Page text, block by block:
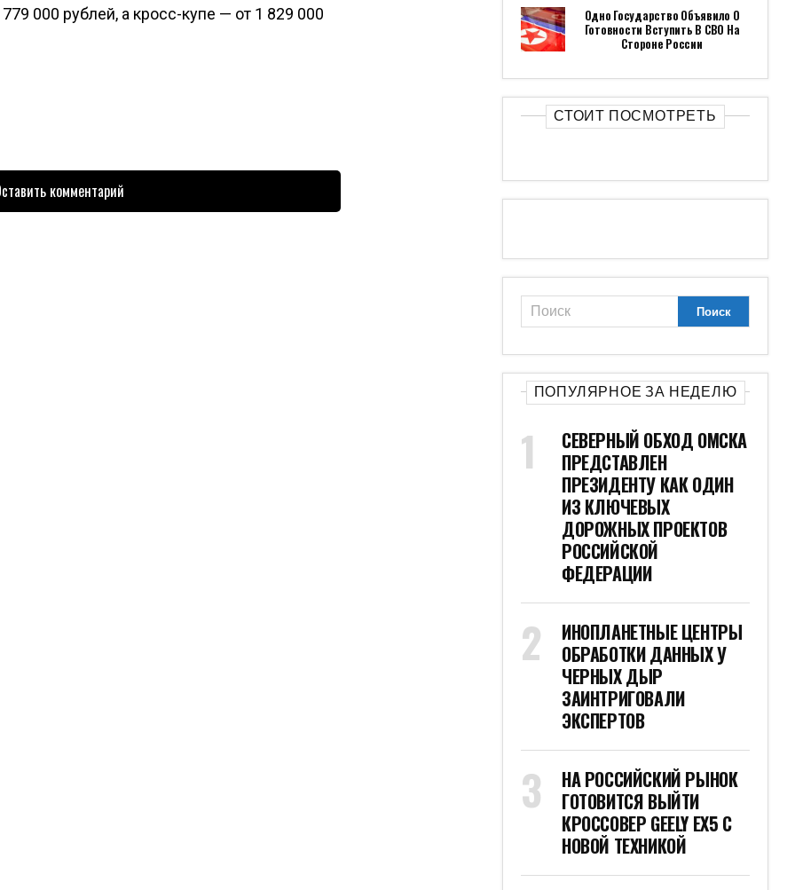
000 рублей, а кросс-купе — от 1 829 000
комментарий
Одно Государство Объявило О
Готовности Вступить В СВО На
Стороне России
СТОИТ ПОСМОТРЕТЬ
ПОПУЛЯРНОЕ ЗА НЕДЕЛЮ
СЕВЕРНЫЙ ОБХОД ОМСКА
ПРЕДСТАВЛЕН
ПРЕЗИДЕНТУ КАК ОДИН
ИЗ КЛЮЧЕВЫХ
ДОРОЖНЫХ ПРОЕКТОВ
РОССИЙСКОЙ
ФЕДЕРАЦИИ
ИНОПЛАНЕТНЫЕ ЦЕНТРЫ
ОБРАБОТКИ ДАННЫХ У
ЧЕРНЫХ ДЫР
ЗАИНТРИГОВАЛИ
ЭКСПЕРТОВ
НА РОССИЙСКИЙ РЫНОК
ГОТОВИТСЯ ВЫЙТИ
КРОССОВЕР GEELY EX5 С
НОВОЙ ТЕХНИКОЙ